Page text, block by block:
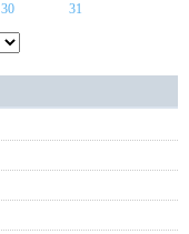
30 31